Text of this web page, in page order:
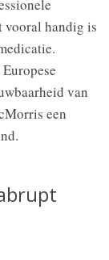
vooral handig is
van
een